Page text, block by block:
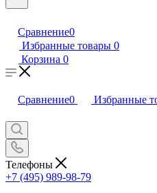
Сравнение0
Избранные товары 0
Корзина 0
Сравнение0 Избранные
Телефоны
+7 (495) 989-98-79